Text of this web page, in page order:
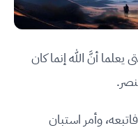
يعلما أنَّ الله إنما كان
وأمر استبان